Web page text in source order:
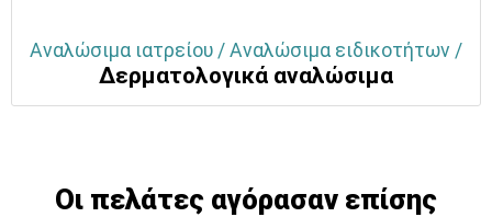
Αναλώσιμα ιατρείου / Αναλώσιμα ειδικοτήτων /
Δερματολογικά αναλώσιμα
Οι πελάτες αγόρασαν επίσης